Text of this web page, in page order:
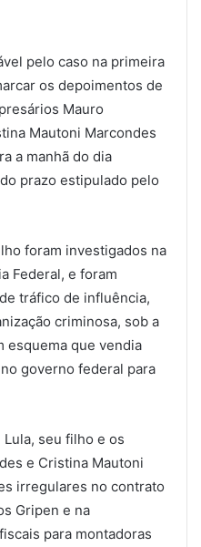
pelo caso na primeira
os depoimentos de
Mauro
Mautoni Marcondes
a manhã do dia
prazo estipulado pelo
foram investigados na
Federal, e foram
tráfico de influência,
criminosa, sob a
esquema que vendia
governo federal para
seu filho e os
e Cristina Mautoni
irregulares no contrato
Gripen e na
para montadoras